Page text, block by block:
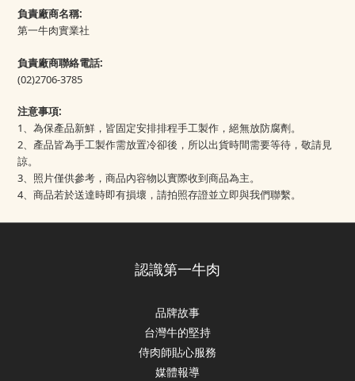
負責廠商名稱:
第一牛肉實業社
負責廠商聯絡電話:
(02)2706-3785
注意事項:
1、為保產品新鮮，皆固定安排排程手工製作，絕無放防腐劑。
2、產品皆為手工製作需放置冷卻後，所以出貨時間需要等待，敬請見
諒。
3、照片僅供參考，商品內容物以實際收到商品為主。
4、商品若於送達時即有損壞，請拍照存證並立即與我們聯繫。
認識第一牛肉
品牌故事
台灣牛的堅持
侍肉師貼心服務
媒體報導